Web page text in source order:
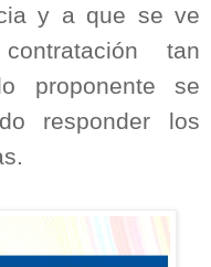
y a que se ve
tan
proponente se
responder los